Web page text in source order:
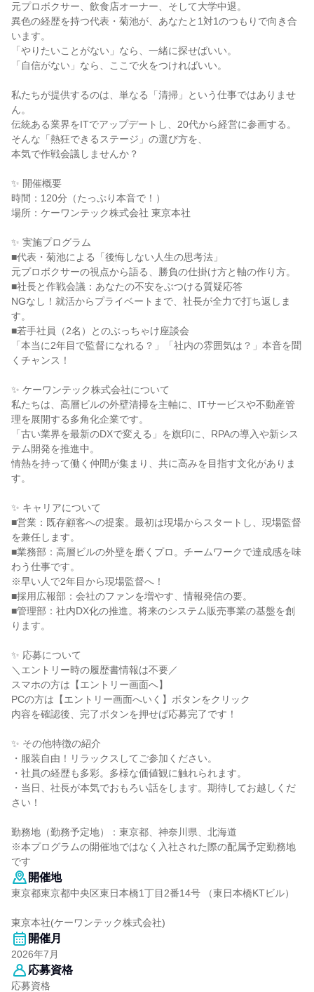
元プロボクサー、飲食店オーナー、そして大学中退。
異色の経歴を持つ代表・菊池が、あなたと1対1のつもりで向き合
います。
「やりたいことがない」なら、一緒に探せばいい。
「自信がない」なら、ここで火をつければいい。
私たちが提供するのは、単なる「清掃」という仕事ではありませ
ん。
伝統ある業界をITでアップデートし、20代から経営に参画する。
そんな「熱狂できるステージ」の選び方を、
本気で作戦会議しませんか？
✨ 開催概要
時間：120分（たっぷり本音で！）
場所：ケーワンテック株式会社 東京本社
✨ 実施プログラム
■代表・菊池による「後悔しない人生の思考法」
元プロボクサーの視点から語る、勝負の仕掛け方と軸の作り方。
■社長と作戦会議：あなたの不安をぶつける質疑応答
NGなし！就活からプライベートまで、社長が全力で打ち返しま
す。
■若手社員（2名）とのぶっちゃけ座談会
「本当に2年目で監督になれる？」「社内の雰囲気は？」本音を聞
くチャンス！
✨ ケーワンテック株式会社について
私たちは、高層ビルの外壁清掃を主軸に、ITサービスや不動産管
理を展開する多角化企業です。
「古い業界を最新のDXで変える」を旗印に、RPAの導入や新シス
テム開発を推進中。
情熱を持って働く仲間が集まり、共に高みを目指す文化がありま
す。
✨ キャリアについて
■営業：既存顧客への提案。最初は現場からスタートし、現場監督
を兼任します。
■業務部：高層ビルの外壁を磨くプロ。チームワークで達成感を味
わう仕事です。
※早い人で2年目から現場監督へ！
■採用広報部：会社のファンを増やす、情報発信の要。
■管理部：社内DX化の推進。将来のシステム販売事業の基盤を創
ります。
✨ 応募について
＼エントリー時の履歴書情報は不要／
スマホの方は【エントリー画面へ】
PCの方は【エントリー画面へいく】ボタンをクリック
内容を確認後、完了ボタンを押せば応募完了です！
✨ その他特徴の紹介
・服装自由！リラックスしてご参加ください。
・社員の経歴も多彩。多様な価値観に触れられます。
・当日、社長が本気でおもろい話をします。期待してお越しくだ
さい！
勤務地（勤務予定地）：東京都、神奈川県、北海道
※本プログラムの開催地ではなく入社された際の配属予定勤務地
です
開催地
東京都東京都中央区東日本橋1丁目2番14号 （東日本橋KTビル）
東京本社(ケーワンテック株式会社)
開催月
2026年7月
応募資格
応募資格